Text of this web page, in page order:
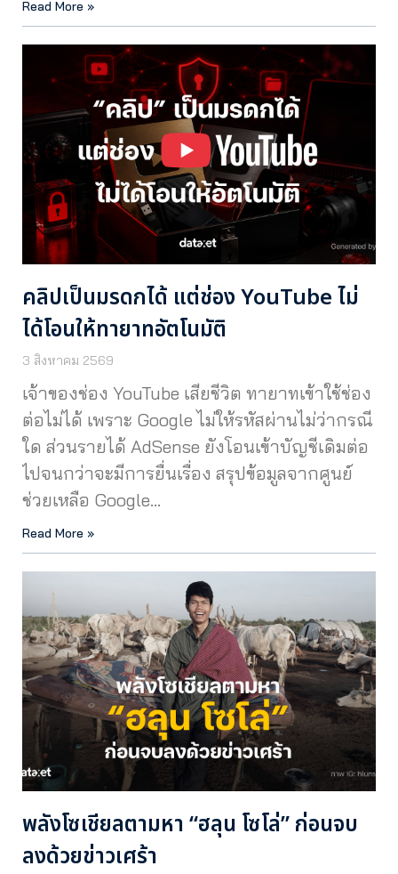
Read More »
คลิปเป็นมรดกได้ แต่ช่อง YouTube ไม่
ได้โอนให้ทายาทอัตโนมัติ
3 สิงหาคม 2569
เจ้าของช่อง YouTube เสียชีวิต ทายาทเข้าใช้ช่อง
ต่อไม่ได้ เพราะ Google ไม่ให้รหัสผ่านไม่ว่ากรณี
ใด ส่วนรายได้ AdSense ยังโอนเข้าบัญชีเดิมต่อ
ไปจนกว่าจะมีการยื่นเรื่อง สรุปข้อมูลจากศูนย์
ช่วยเหลือ Google…
Read More »
พลังโซเชียลตามหา “ฮลุน โซโล่” ก่อนจบ
ลงด้วยข่าวเศร้า